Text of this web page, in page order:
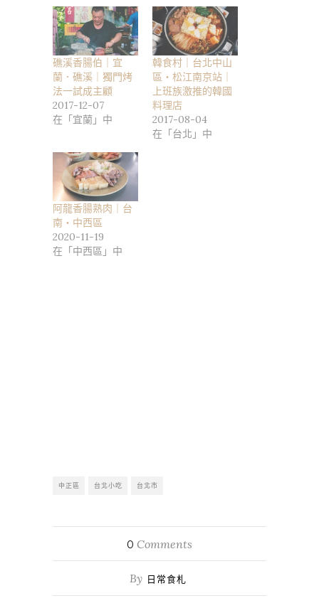
礁溪香腸伯｜宜
蘭．礁溪｜獨門烤
法一試成主顧
2017-12-07
在「宜蘭」中
韓食村｜台北中山
區・松江南京站｜
上班族激推的韓國
料理店⠀
2017-08-04
在「台北」中
阿龍香腸熟肉｜台
南・中西區
2020-11-19
在「中西區」中
中正區 台北小吃 台北市
0 Comments
By 日常食札